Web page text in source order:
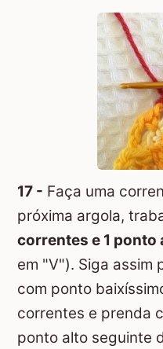
17 - Faça uma
próxima argola,
correntes e 1 ponto
em "V"). Siga assim
com ponto
correntes e prenda
ponto alto seguinte